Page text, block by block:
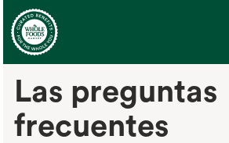
Las preguntas
frecuentes